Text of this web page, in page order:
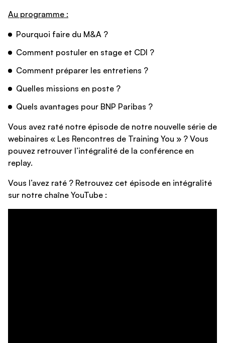
Au programme :
Pourquoi faire du M&A ?
Comment postuler en stage et CDI ?
Comment préparer les entretiens ?
Quelles missions en poste ?
Quels avantages pour BNP Paribas ?
Vous avez raté notre épisode de notre nouvelle série de
webinaires « Les Rencontres de Training You » ? Vous
pouvez retrouver l’intégralité de la conférence en
replay.
Vous l’avez raté ? Retrouvez cet épisode en intégralité
sur notre chaîne YouTube :